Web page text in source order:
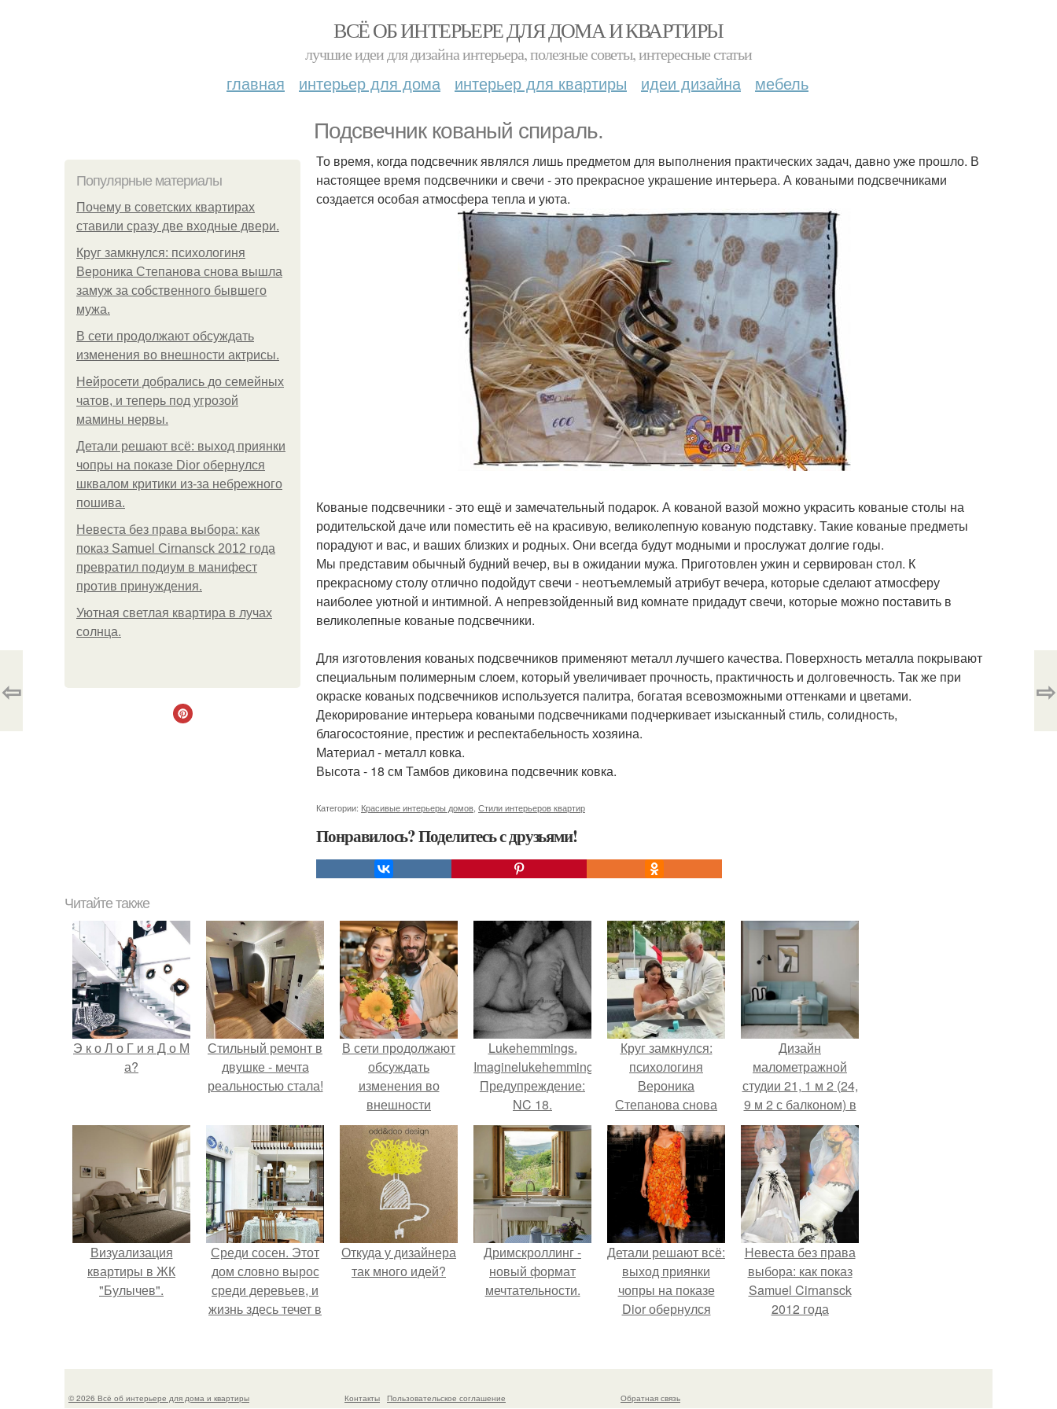
ВСЁ ОБ ИНТЕРЬЕРЕ ДЛЯ ДОМА И КВАРТИРЫ
лучшие идеи для дизайна интерьера, полезные советы, интересные статьи
главная интерьер для дома интерьер для квартиры идеи дизайна мебель
Подсвечник кованый спираль.
Популярные материалы
Почему в советских квартирах
ставили сразу две входные двери.
Круг замкнулся: психологиня
Вероника Степанова снова вышла
замуж за собственного бывшего
мужа.
В сети продолжают обсуждать
изменения во внешности актрисы.
Нейросети добрались до семейных
чатов, и теперь под угрозой
мамины нервы.
Детали решают всё: выход приянки
чопры на показе Dior обернулся
шквалом критики из-за небрежного
пошива.
Невеста без права выбора: как
показ Samuel Cirnansck 2012 года
превратил подиум в манифест
против принуждения.
Уютная светлая квартира в лучах
солнца.
То время, когда подсвечник являлся лишь предметом для выполнения практических задач, давно уже прошло. В
настоящее время подсвечники и свечи - это прекрасное украшение интерьера. А коваными подсвечниками
создается особая атмосфера тепла и уюта.
Кованые подсвечники - это ещё и замечательный подарок. А кованой вазой можно украсить кованые столы на
родительской даче или поместить её на красивую, великолепную кованую подставку. Такие кованые предметы
порадуют и вас, и ваших близких и родных. Они всегда будут модными и прослужат долгие годы.
Мы представим обычный будний вечер, вы в ожидании мужа. Приготовлен ужин и сервирован стол. К
прекрасному столу отлично подойдут свечи - неотъемлемый атрибут вечера, которые сделают атмосферу
наиболее уютной и интимной. А непревзойденный вид комнате придадут свечи, которые можно поставить в
великолепные кованые подсвечники.
Для изготовления кованых подсвечников применяют металл лучшего качества. Поверхность металла покрывают
специальным полимерным слоем, который увеличивает прочность, практичность и долговечность. Так же при
окраске кованых подсвечников используется палитра, богатая всевозможными оттенками и цветами.
Декорирование интерьера коваными подсвечниками подчеркивает изысканный стиль, солидность,
благосостояние, престиж и респектабельность хозяина.
Материал - металл ковка.
Высота - 18 см Тамбов диковина подсвечник ковка.
Категории: Красивые интерьеры домов Стили интерьеров квартир
Понравилось? Поделитесь с друзьями!
⇦ ⇨
Читайте также
Э к о Л о Г и я Д о М
а?
Стильный ремонт в
двушке - мечта
реальностью стала!
В сети продолжают
обсуждать
изменения во
внешности
актрисы.
Lukehemmings.
Imaginelukehemmings.
Предупреждение:
NC 18.
Круг замкнулся:
психологиня
Вероника
Степанова снова
вышла замуж за
собственного
бывшего мужа.
Дизайн
малометражной
студии 21, 1 м 2 (24,
9 м 2 с балконом) в
Краснодаре.
Визуализация
квартиры в ЖК
"Булычев".
Среди сосен. Этот
дом словно вырос
среди деревьев, и
жизнь здесь течет в
спешки и лишнего
Откуда у дизайнера
так много идей?
Дримскроллинг -
новый формат
мечтательности.
Детали решают всё:
выход приянки
чопры на показе
Dior обернулся
пошива.
Невеста без права
выбора: как показ
Samuel Cirnansck
2012 года
принуждения.
© 2026 Всё об интерьере для дома и квартиры Контакты Пользовательское соглашение Обратная связь